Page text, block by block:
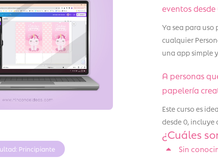
Principiante
eventos
Ya sea para uso
cualquier
una app simple
A personas
papelería
Este curso es
desde 0,
¿Cuáles
Sin